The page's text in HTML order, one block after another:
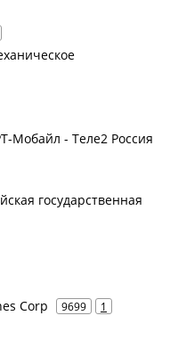
Мобайл - Теле2 Россия
государственная
Corp 9699 1